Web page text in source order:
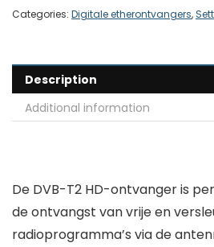
Categories: Digitale etherontvangers,
Description
Additional information
De DVB-T2 HD-ontvanger is
de ontvangst van vrije en
radioprogramma’s via de